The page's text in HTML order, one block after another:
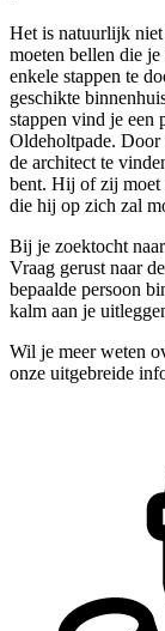
Het is natuurlijk niet
moeten bellen die
enkele stappen te
geschikte
stappen vind je een
Oldeholtpade.
de architect te
bent. Hij of zij moet
die hij op zich zal
Bij je zoektocht
Vraag gerust naar
bepaalde persoon
kalm aan je
Wil je meer weten
onze uitgebreide